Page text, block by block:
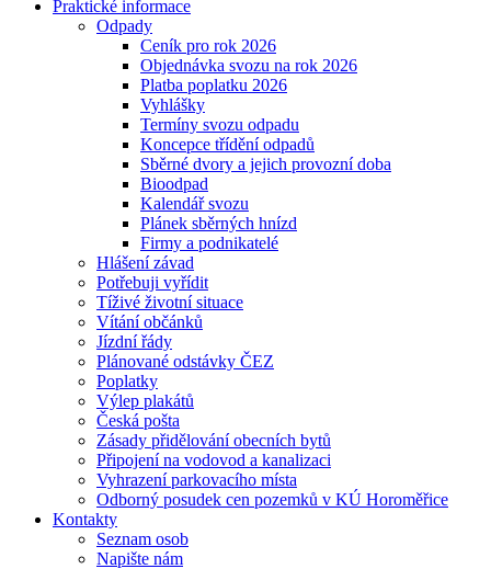
Praktické informace
Odpady
Ceník pro rok 2026
Objednávka svozu na rok 2026
Platba poplatku 2026
Vyhlášky
Termíny svozu odpadu
Koncepce třídění odpadů
Sběrné dvory a jejich provozní doba
Bioodpad
Kalendář svozu
Plánek sběrných hnízd
Firmy a podnikatelé
Hlášení závad
Potřebuji vyřídit
Tíživé životní situace
Vítání občánků
Jízdní řády
Plánované odstávky ČEZ
Poplatky
Výlep plakátů
Česká pošta
Zásady přidělování obecních bytů
Připojení na vodovod a kanalizaci
Vyhrazení parkovacího místa
Odborný posudek cen pozemků v KÚ Horoměřice
Kontakty
Seznam osob
Napište nám